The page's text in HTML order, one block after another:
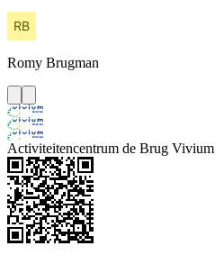
Romy Brugman
Activiteitencentrum de Brug Vivium